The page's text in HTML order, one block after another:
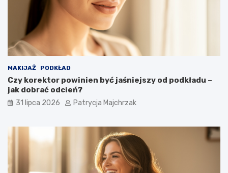
MAKIJAŻ PODKŁAD
Czy korektor powinien być jaśniejszy od podkładu –
jak dobrać odcień?
31 lipca 2026 Patrycja Majchrzak